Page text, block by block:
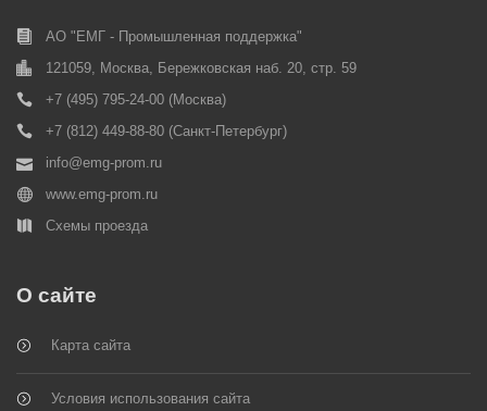
АО "ЕМГ - Промышленная поддержка"
121059, Москва, Бережковская наб. 20, стр. 59
+7 (495) 795-24-00 (Москва)
+7 (812) 449-88-80 (Cанкт-Петербург)
info@emg-prom.ru
www.emg-prom.ru
Схемы проезда
О сайте
Карта сайта
Условия использования сайта